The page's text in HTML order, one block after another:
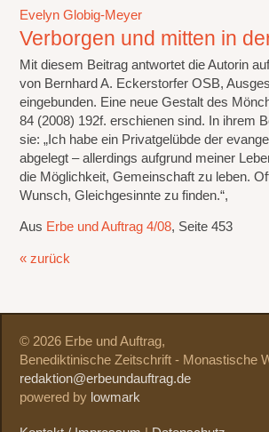
Evelyn Globig-Meyer
Verborgen und mitten in
Mit diesem Beitrag antwortet die Autorin
von Bernhard A. Eckerstorfer OSB,
eingebunden. Eine neue Gestalt des
84 (2008) 192f. erschienen sind. In ihrem
sie: „Ich habe ein Privatgelübde der
abgelegt – allerdings aufgrund meiner
die Möglichkeit, Gemeinschaft zu leben.
Wunsch, Gleichgesinnte zu finden.“,
Aus Erbe und Auftrag 4/08, Seite 453
« zurück
© 2026 Erbe und Auftrag,
Benediktinische Zeitschrift - Monastische
redaktion@erbeundauftrag.de
powered by lowmark